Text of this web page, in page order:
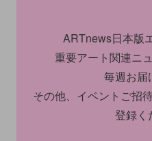
ARTnews日本版
重要アート関連ニ
毎週お届
その他、イベントご招
登録く